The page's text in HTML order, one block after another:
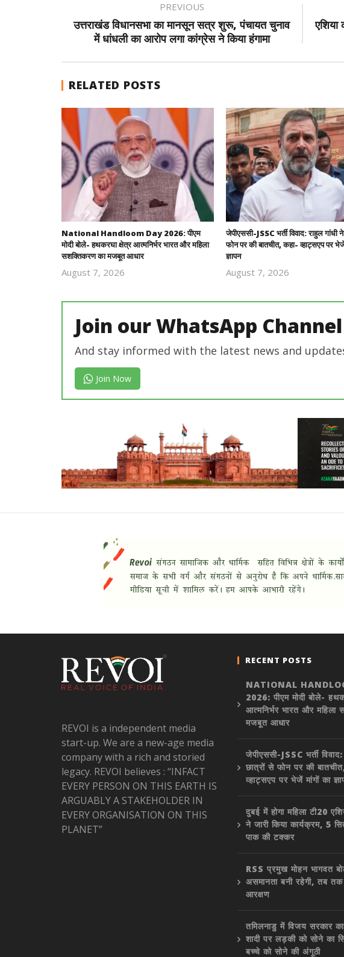
PREVIOUS
उत्तराखंड विधानसभा का मानसून सत्र शुरू, पंचायत चुनाव
में धांधली का आरोप लगा कांग्रेस ने किया हंगामा
एशिया
RELATED POSTS
National Handloom Day 2026: पीएम
मोदी बोले- हथकरघा क्षेत्र आत्मनिर्भर भारत और महिला
सशक्तिकरण का मजबूत आधार
August 7, 2026
जेपीएससी-JSSC भर्ती विवाद: राहुल गांधी
फोन पर की बातचीत, कहा- व्हाट्सएप पर
ज्ञापन
August 7, 2026
Join our WhatsApp Channel
And stay informed with the latest news and
Join Now
REVOI is a independent media
start-up. We are a new-age media
company with a rich and storied
legacy. REVOI believes : “INFACT
EVERY PERSON ON THIS EARTH IS
ARGUABLY A STAKEHOLDER IN
EVERY ORGANISATION ON THIS
PLANET”
RECENT POSTS
NATIONAL
2026: पीएम मोदी बोले-
आत्मनिर्भर भारत और महिला
मजबूत आधार
जेपीएससी-JSSC भर्ती
छात्रों से फोन पर की
व्हाट्सएप पर भेजें मांगों का
दुबई में होगा महिला टी20
ने जारी किया कार्यक्रम, 5
पाक की टक्कर
RSS प्रमुख मोहन भागवत
असमानता बनी रहेगी, तब तक
आरक्षण
तमिलनाडु में विजय सरकार
शादी पर लड़की को सोने का
बच्चे को सोने की अंगूठी